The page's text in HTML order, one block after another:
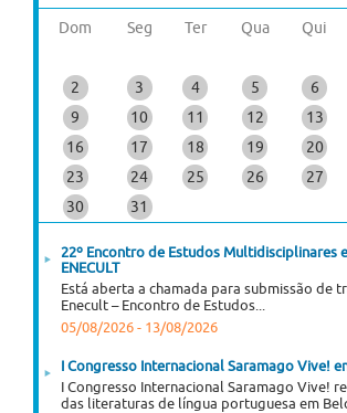
Dom Seg Ter Qua Qui
2
3 4 5 6
9
10 11 12 13
16
17 18 19 20
23
24 25 26 27
30
31
22º Encontro de Estudos Multidisciplinares
ENECULT
Está aberta a chamada para submissão de
Enecult – Encontro de Estudos...
05/08/2026 - 13/08/2026
I Congresso Internacional Saramago Vive!
I Congresso Internacional Saramago Vive!
das literaturas de língua portuguesa em